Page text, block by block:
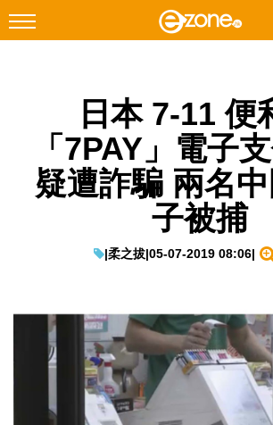
Instagram
科技焦點
網絡生活
IT Times
生成式AI與雲端應用
Enterprise Digital Transformation
日本 7-11 便
「7PAY」電子
疑遭詐騙 兩名
子被捕
|柔之拔|05-07-2019 08:06|